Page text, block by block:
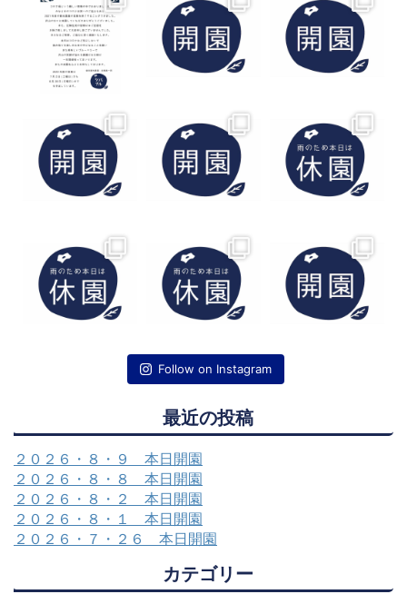
Follow on Instagram
最近の投稿
２０２６・８・９ 本日開園
２０２６・８・８ 本日開園
２０２６・８・２ 本日開園
２０２６・８・１ 本日開園
２０２６・７・２６ 本日開園
カテゴリー